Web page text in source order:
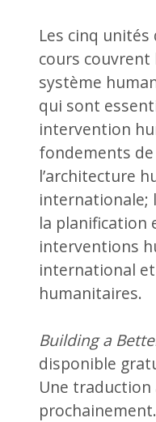
Les cinq
cours couvrent
système
qui sont
intervention
fondements de
l’architecture
internationale;
la planification
interventions
international
humanitaires.
Building a
disponible
Une
prochainement.